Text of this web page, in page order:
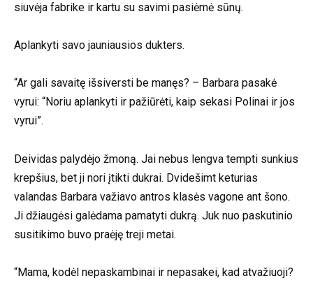
siuvėja fabrike ir kartu su savimi pasiėmė sūnų.
Aplankyti savo jauniausios dukters.
“Ar gali savaitę išsiversti be manęs? – Barbara pasakė
vyrui: “Noriu aplankyti ir pažiūrėti, kaip sekasi Polinai ir jos
vyrui”.
Deividas palydėjo žmoną. Jai nebus lengva tempti sunkius
krepšius, bet ji nori įtikti dukrai. Dvidešimt keturias
valandas Barbara važiavo antros klasės vagone ant šono.
Ji džiaugėsi galėdama pamatyti dukrą. Juk nuo paskutinio
susitikimo buvo praėję treji metai.
“Mama, kodėl nepaskambinai ir nepasakei, kad atvažiuoji?